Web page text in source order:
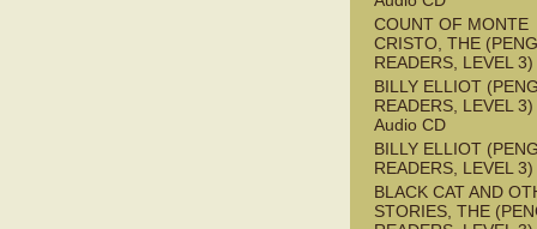
COUNT OF MONTE
CRISTO, THE
READERS, LEVEL
BILLY ELLIOT
READERS, LEVEL
Audio CD
BILLY ELLIOT
READERS, LEVEL
BLACK CAT AND
STORIES, THE